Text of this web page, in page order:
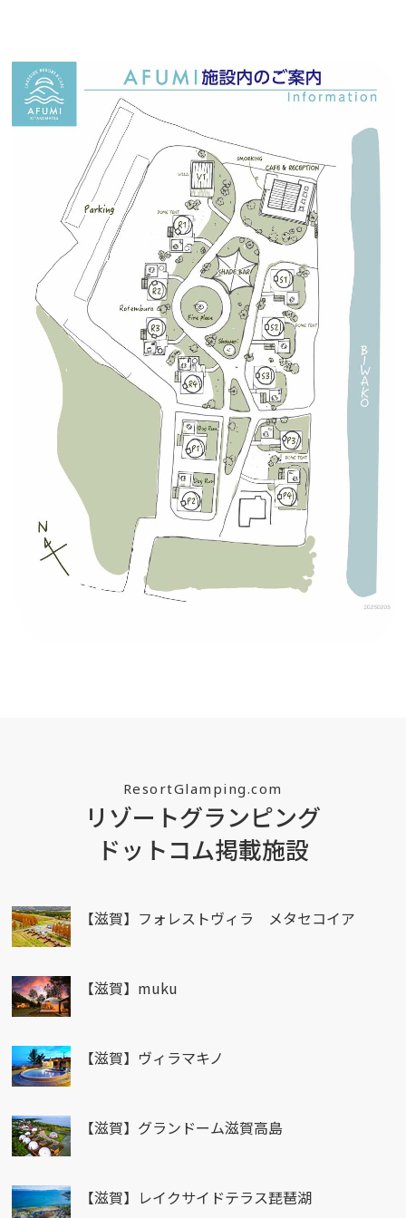
ResortGlamping.com
リゾートグランピング
ドットコム掲載施設
【滋賀】フォレストヴィラ メタセコイア
【滋賀】muku
【滋賀】ヴィラマキノ
【滋賀】グランドーム滋賀高島
【滋賀】レイクサイドテラス琵琶湖